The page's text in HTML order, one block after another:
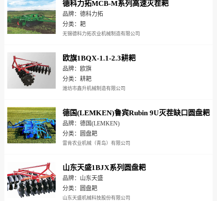
德科力拓MCB-M系列高速灭茬耙
品牌：德科力拓
分类：耙
无锡德科力拓农业机械制造有限公司
欧旗1BQX-1.1-2.3耕耙
品牌：欧旗
分类：耕耙
潍坊市鑫升机械制造有限公司
德国(LEMKEN)鲁宾Rubin 9U灭茬缺口圆盘耙
品牌：德国(LEMKEN)
分类：圆盘耙
雷肯农业机械（青岛）有限公司
山东天盛1BJX系列圆盘耙
品牌：山东天盛
分类：圆盘耙
山东天盛机械科技股份有限公司